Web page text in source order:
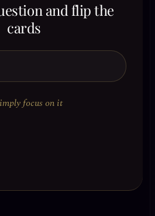
and flip the
cards
focus on it